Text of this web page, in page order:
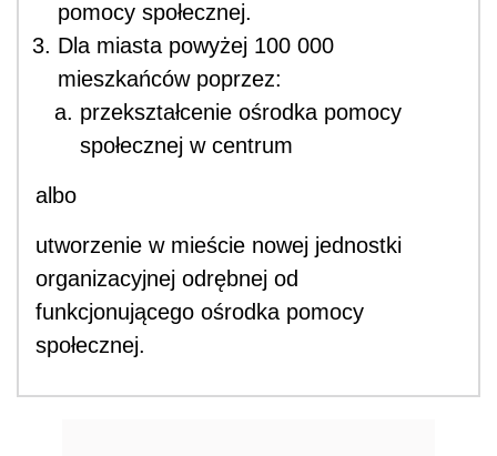
pomocy społecznej.
Dla miasta powyżej 100 000
mieszkańców poprzez:
przekształcenie ośrodka pomocy
społecznej w centrum
albo
utworzenie w mieście nowej jednostki
organizacyjnej odrębnej od
funkcjonującego ośrodka pomocy
społecznej.